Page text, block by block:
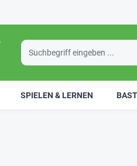
SPIELEN & LERNEN